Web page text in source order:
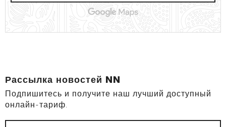
Рассылка новостей NN
Подпишитесь и получите наш лучший доступный
онлайн-тариф.